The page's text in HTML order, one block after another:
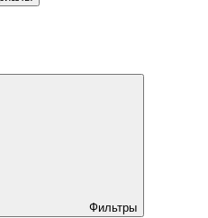
Фильтры